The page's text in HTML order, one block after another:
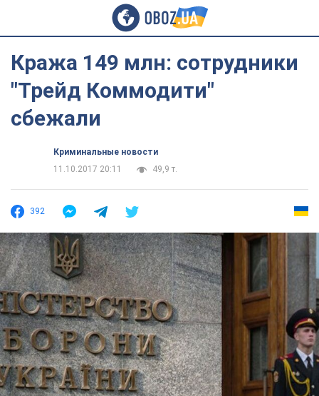
Кража 149 млн: сотрудники
"Трейд Коммодити"
сбежали
Криминальные новости
11.10.2017 20:11
49,9 т.
392